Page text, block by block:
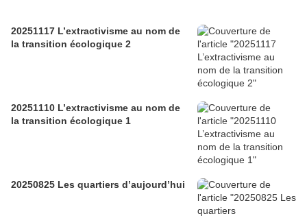
20251117 L’extractivisme au nom de
la transition écologique 2
20251110 L’extractivisme au nom de
la transition écologique 1
20250825 Les quartiers d’aujourd’hui